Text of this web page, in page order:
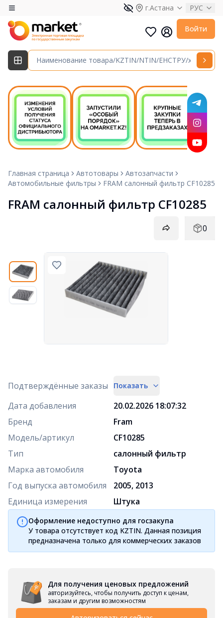
г.Астана РУС
Войти
Главная страница Автотовары
Автозапчасти
Автомобильные фильтры
FRAM салонный фильтр CF10285
FRAM салонный фильтр CF10285
0
Подтверждённые заказы Показать
Дата добавления
20.02.2026 18:07:32
Бренд
Fram
Модель/артикул
CF10285
Тип
салонный фильтр
Марка автомобиля
Toyota
Год выпуска автомобиля
2005, 2013
Единица измерения
Штука
Оформление недоступно для госзакупа
У товара отсутствует код KZTIN. Данная позиция
предназначена только для коммерческих заказов
Для получения ценовых предложений
авторизуйтесь, чтобы получить доступ к ценам,
заказам и другим возможностям